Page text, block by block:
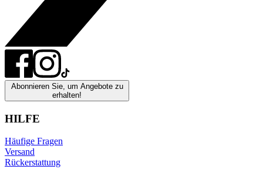
Abonnieren Sie, um Angebote zu
erhalten!
HILFE
Häufige Fragen
Versand
Rückerstattung